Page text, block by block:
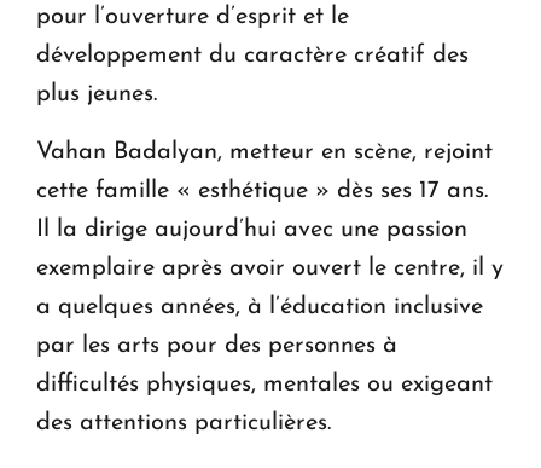
pour l’ouverture d’esprit et le
développement du caractère créatif des
plus jeunes.
Vahan Badalyan, metteur en scène, rejoint
cette famille « esthétique » dès ses 17 ans.
Il la dirige aujourd’hui avec une passion
exemplaire après avoir ouvert le centre, il y
a quelques années, à l’éducation inclusive
par les arts pour des personnes à
difficultés physiques, mentales ou exigeant
des attentions particulières.